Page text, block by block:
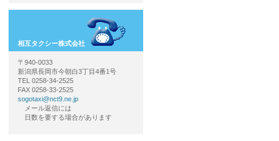
相互タクシー株式会社
〒940-0033
新潟県長岡市今朝白3丁目4番1号
TEL 0258-34-2525
FAX 0258-33-2525
sogotaxi@nct9.ne.jp
メール返信には
日数を要する場合があります